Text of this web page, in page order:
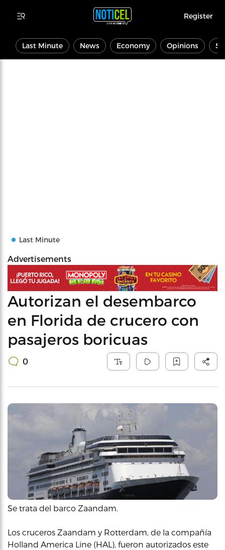
Register
Last Minute News Economy Opinions
Last Minute
Advertisements
Autorizan el desembarco
en Florida de crucero con
pasajeros boricuas
0
Se trata del barco Zaandam.
Los cruceros Zaandam y Rotterdam, de la compañía
Holland America Line (HAL), fueron autorizados este